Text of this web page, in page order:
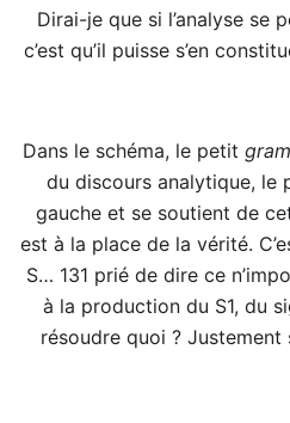
Dirai-je que si l’analyse se
c’est qu’il puisse s’en
Dans le schéma, le petit
du discours analytique, le
gauche et se soutient de
est à la place de la vérité.
S… 131 prié de dire ce
à la production du S1, du
résoudre quoi ?